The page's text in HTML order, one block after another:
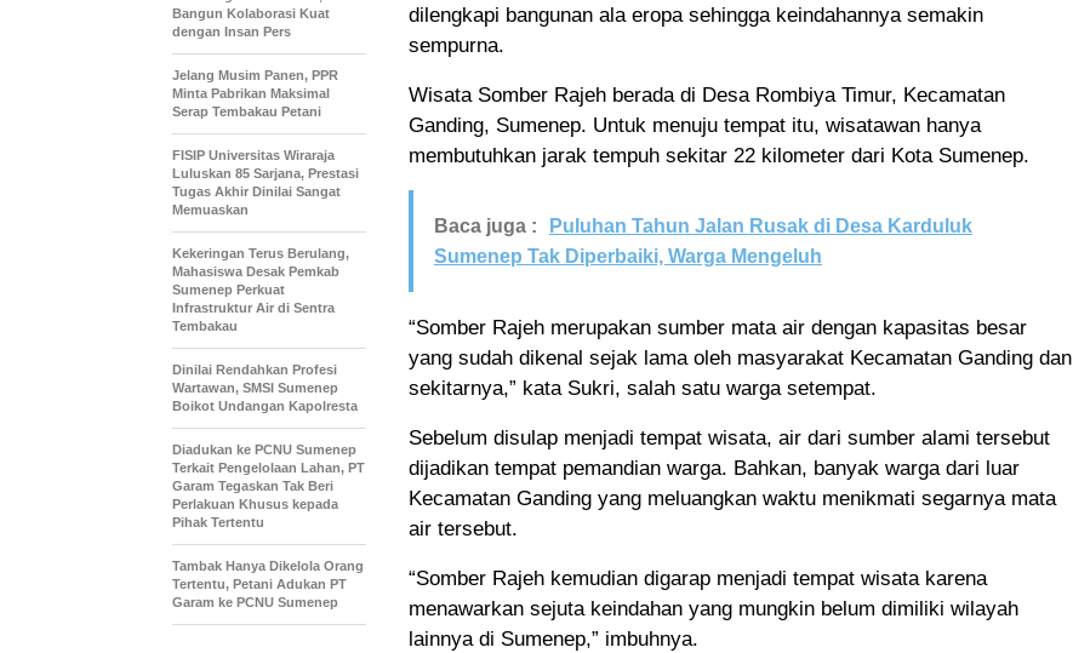
dilengkapi bangunan ala eropa sehingga keindahannya semakin
sempurna.
Wisata Somber Rajeh berada di Desa Rombiya Timur, Kecamatan
Ganding, Sumenep. Untuk menuju tempat itu, wisatawan hanya
membutuhkan jarak tempuh sekitar 22 kilometer dari Kota Sumenep.
Baca juga :
Puluhan Tahun Jalan Rusak di Desa Karduluk
Sumenep Tak Diperbaiki, Warga Mengeluh
“Somber Rajeh merupakan sumber mata air dengan kapasitas besar
yang sudah dikenal sejak lama oleh masyarakat Kecamatan Ganding dan
sekitarnya,” kata Sukri, salah satu warga setempat.
Sebelum disulap menjadi tempat wisata, air dari sumber alami tersebut
dijadikan tempat pemandian warga. Bahkan, banyak warga dari luar
Kecamatan Ganding yang meluangkan waktu menikmati segarnya mata
air tersebut.
“Somber Rajeh kemudian digarap menjadi tempat wisata karena
menawarkan sejuta keindahan yang mungkin belum dimiliki wilayah
lainnya di Sumenep,” imbuhnya.
Bangun Kolaborasi Kuat
dengan Insan Pers
Jelang Musim Panen, PPR
Minta Pabrikan Maksimal
Serap Tembakau Petani
FISIP Universitas Wiraraja
Luluskan 85 Sarjana, Prestasi
Tugas Akhir Dinilai Sangat
Memuaskan
Kekeringan Terus Berulang,
Mahasiswa Desak Pemkab
Sumenep Perkuat
Infrastruktur Air di Sentra
Tembakau
Dinilai Rendahkan Profesi
Wartawan, SMSI Sumenep
Boikot Undangan Kapolresta
Diadukan ke PCNU Sumenep
Terkait Pengelolaan Lahan, PT
Garam Tegaskan Tak Beri
Perlakuan Khusus kepada
Pihak Tertentu
Tambak Hanya Dikelola Orang
Tertentu, Petani Adukan PT
Garam ke PCNU Sumenep